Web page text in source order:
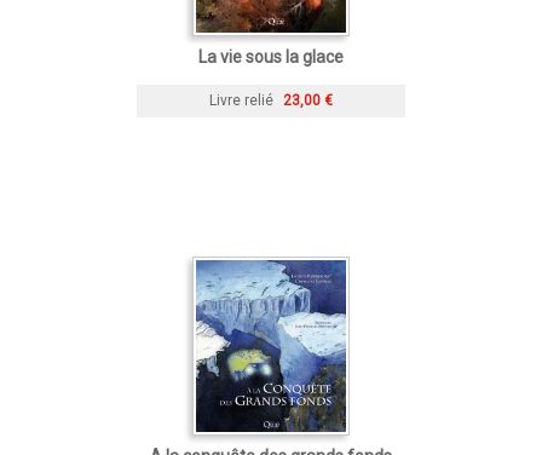
La vie sous la glace
Livre relié 23,00 €